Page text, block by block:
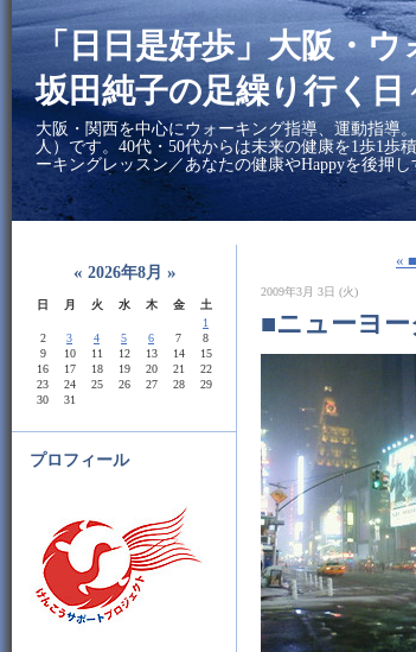
「日日是好歩」大阪・
坂田純子の足繰り行く日
大阪・関西を中心にウォーキング指導、運動指導
人）です。40代・50代からは未来の健康を1歩1歩
ーキングレッスン／あなたの健康やHappyを後押
« 2026年8月 »
日 月 火 水 木 金
土
1
2
3 4 5 6 7
8
9
10 11 12 13 14
15
16
17 18 19 20 21
22
23
24 25 26 27 28
29
30
31
プロフィール
«
2009年3月 3日 (火)
■ニューヨ